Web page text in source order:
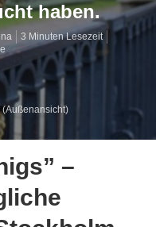
haben.
3 Minuten Lesezeit
–